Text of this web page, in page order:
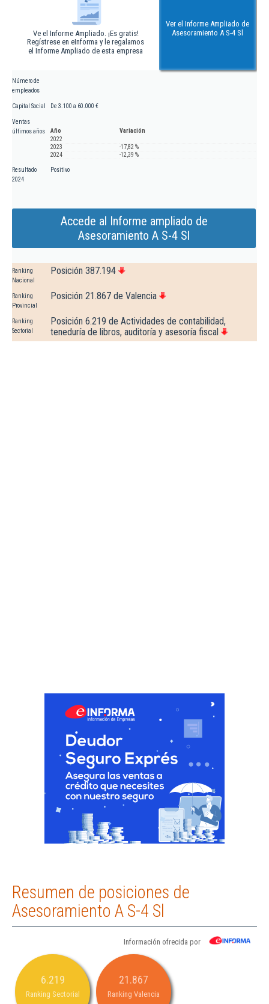
Ve el Informe Ampliado. ¡Es gratis!
Regístrese en eInforma y le regalamos
el Informe Ampliado de esta empresa
Ver el Informe Ampliado de
Asesoramiento A S-4 Sl
Número de
empleados
Capital Social De 3.100 a 60.000 €
Ventas
últimos años
Año
Variación
2022
2023
-17,82 %
2024
-12,39 %
Resultado
2024
Positivo
Accede al Informe ampliado de
Asesoramiento A S-4 Sl
Ranking
Nacional
Posición 387.194
Ranking
Provincial
Posición 21.867 de Valencia
Ranking
Sectorial
Posición 6.219 de Actividades de contabilidad,
teneduría de libros, auditoría y asesoría fiscal
Resumen de posiciones de
Asesoramiento A S-4 Sl
Información ofrecida por
6.219
Ranking Sectorial
21.867
Ranking Valencia